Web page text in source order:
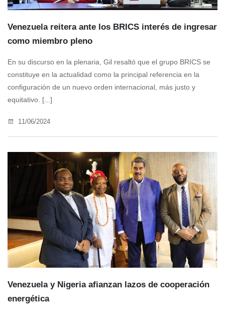
Venezuela reitera ante los BRICS interés de ingresar
como miembro pleno
En su discurso en la plenaria, Gil resaltó que el grupo BRICS se
constituye en la actualidad como la principal referencia en la
configuración de un nuevo orden internacional, más justo y
equitativo. [...]
11/06/2024
Venezuela y Nigeria afianzan lazos de cooperación
energética